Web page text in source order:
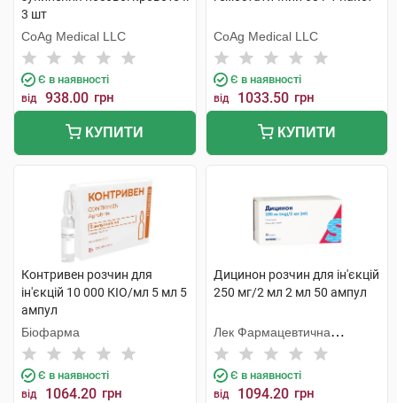
3 шт
CoAg Medical LLC
Є в наявності
від 938.00 грн
КУПИТИ
CoAg Medical LLC
Є в наявності
від 1033.50 грн
КУПИТИ
Контривен розчин для
ін'єкцій 10 000 КІО/мл 5 мл 5
ампул
Біофарма
Є в наявності
від 1064.20 грн
Дицинон розчин для ін'єкцій
250 мг/2 мл 2 мл 50 ампул
Лек Фармацевтична
компанія
Є в наявності
від 1094.20 грн